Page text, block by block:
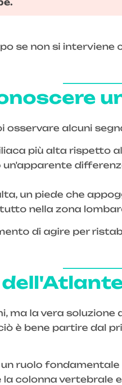
se non si
osservare alcuni
più alta rispetto
un'apparente
un piede che
nella zona
di agire per
la vera soluzione
è bene partire dal
ruolo
colonna vertebrale